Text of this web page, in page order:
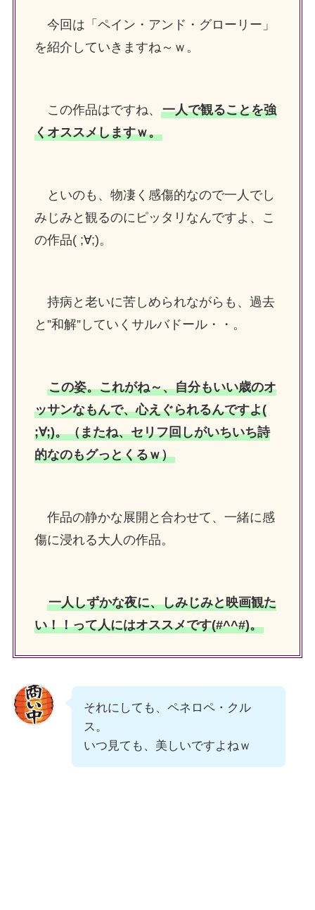
今回は「ペイン・アンド・グローリー」
を紹介していきますね～ｗ。
この作品はですね、 一人で観ることを強
くオススメしますｗ。
といのも、物凄く感傷的なので一人でし
みじみと観るのにピッタリなんですよ、こ
の作品( ;∀;)。
持病と老いに苦しめられながらも、過去
と”和解”していくサルバドール・・。
この姿。これがね～、自分もいい歳のオ
ッサンなもんで、心えぐられるんですよ(
;∀;)。（またね、セリフ回しがいちいち詩
的なのもグっとくるｗ）
作品の静かな展開と合わせて、一緒に感
傷に浸れる大人の作品。
一人しずかな夜に、しみじみと映画観た
い！！って人にはオススメです(#^^#)。
それにしても、ペネロペ・クル
ス。
いつ見ても、美しいですよねｗ